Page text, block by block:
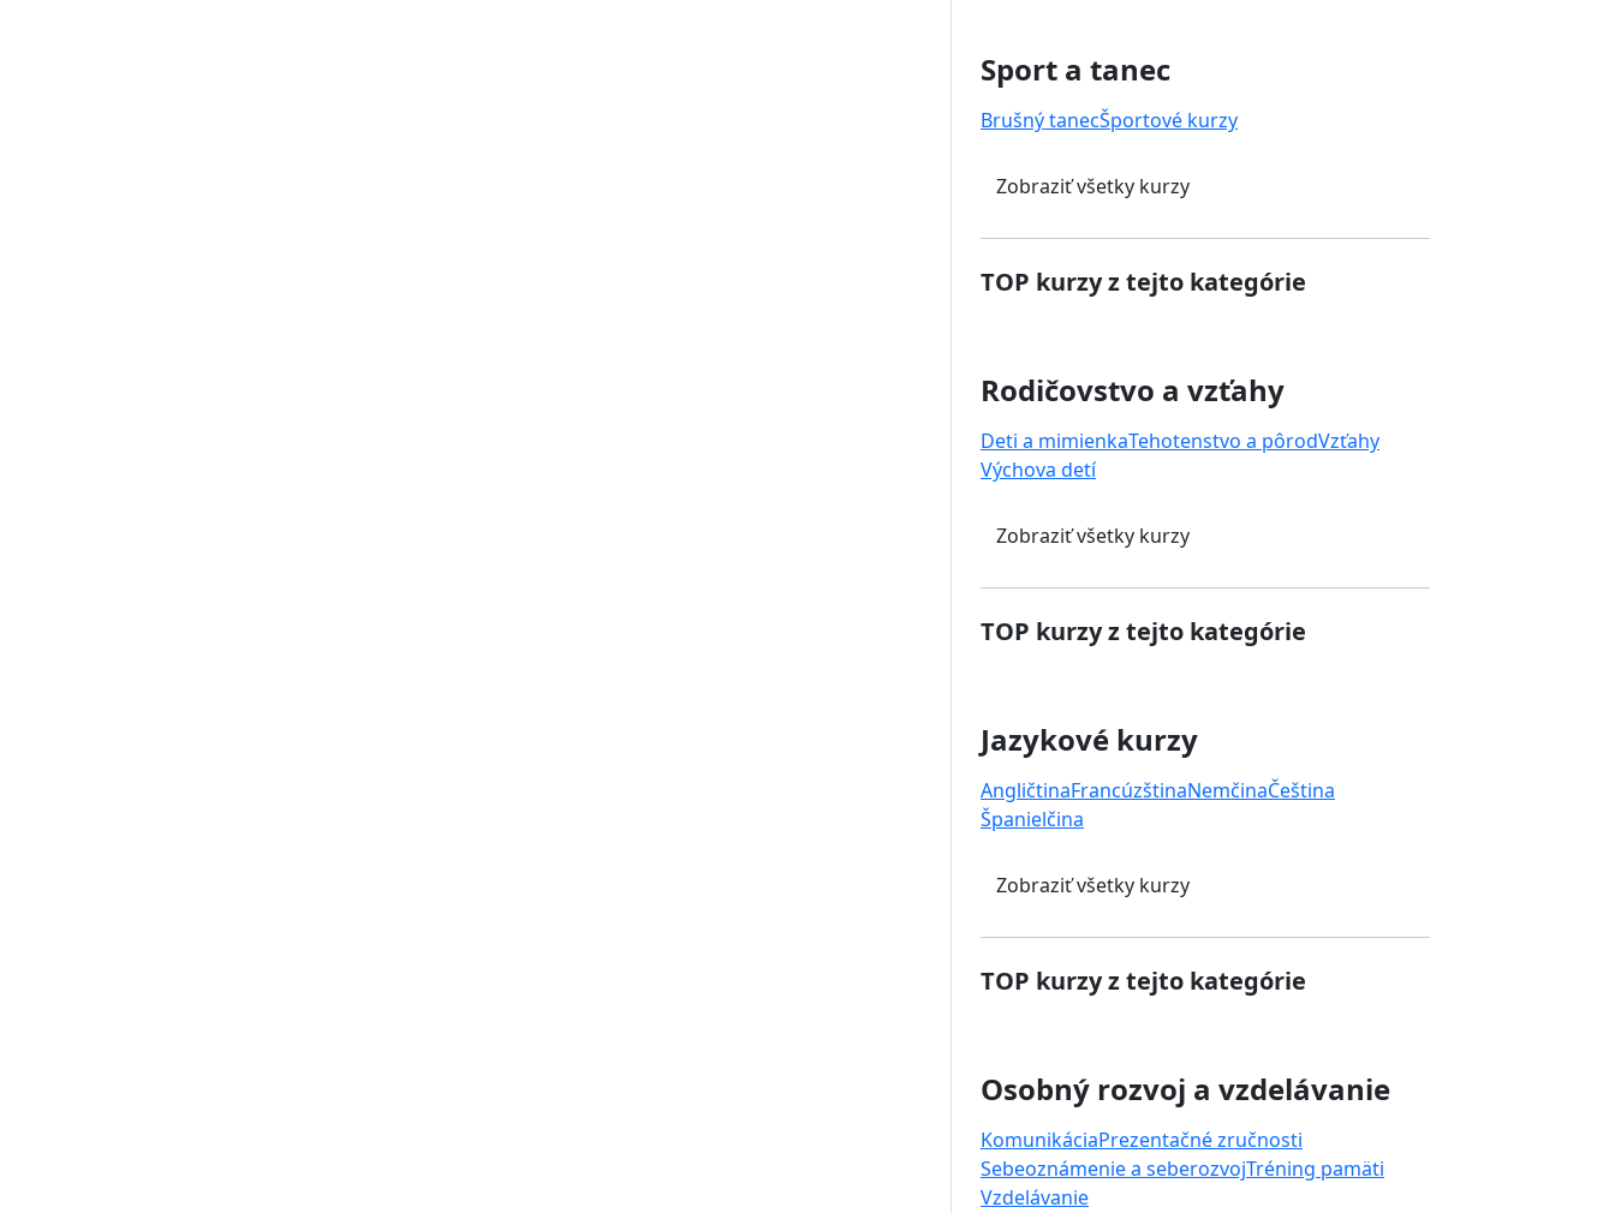
Sport a tanec
Brušný tanecŠportové kurzy
Zobraziť všetky kurzy
TOP kurzy z tejto kategórie
Rodičovstvo a vzťahy
Deti a mimienkaTehotenstvo a pôrodVzťahy
Výchova detí
Zobraziť všetky kurzy
TOP kurzy z tejto kategórie
Jazykové kurzy
AngličtinaFrancúzštinaNemčinaČeština
Španielčina
Zobraziť všetky kurzy
TOP kurzy z tejto kategórie
Osobný rozvoj a vzdelávanie
KomunikáciaPrezentačné zručnosti
Sebeoznámenie a seberozvojTréning pamäti
Vzdelávanie